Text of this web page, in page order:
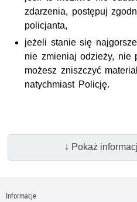
zdarzenia, postępuj
policjanta,
jeżeli stanie się
nie zmieniaj odzieży, nie
możesz zniszczyć
natychmiast Policję.
↓ Pokaż
Informacje